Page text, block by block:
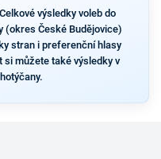
výsledky voleb do
(okres České Budějovice)
stran i preferenční hlasy
si můžete také výsledky v